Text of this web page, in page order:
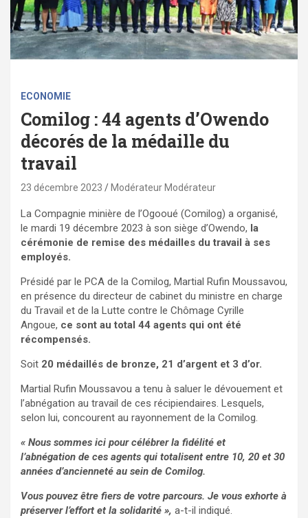
ECONOMIE
Comilog : 44 agents d’Owendo
décorés de la médaille du
travail
23 décembre 2023 Modérateur Modérateur
La Compagnie minière de l’Ogooué (Comilog) a organisé,
le mardi 19 décembre 2023 à son siège d’Owendo, la
cérémonie de remise des médailles du travail à ses
employés.
Présidé par le PCA de la Comilog, Martial Rufin Moussavou,
en présence du directeur de cabinet du ministre en charge
du Travail et de la Lutte contre le Chômage Cyrille
Angoue, ce sont au total 44 agents qui ont été
récompensés.
Soit 20 médaillés de bronze, 21 d’argent et 3 d’or.
Martial Rufin Moussavou a tenu à saluer le dévouement et
l’abnégation au travail de ces récipiendaires. Lesquels,
selon lui, concourent au rayonnement de la Comilog.
« Nous sommes ici pour célébrer la fidélité et
l’abnégation de ces agents qui totalisent entre 10, 20 et 30
années d’ancienneté au sein de Comilog.
Vous pouvez être fiers de votre parcours. Je vous exhorte à
préserver l’effort et la solidarité », a-t-il indiqué.